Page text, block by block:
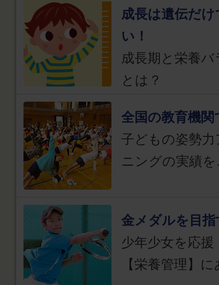
成長は遺伝だ
い！
成長期と栄養
とは？
全国の教育機関
子どもの姿勢
ニングの実績
金メダルを目指
少年少女を応
【栄養管理】